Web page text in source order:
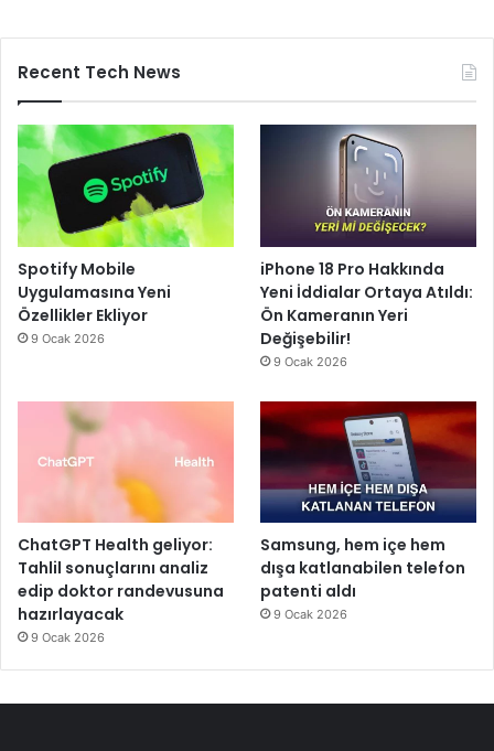
Recent Tech News
Spotify Mobile
Uygulamasına Yeni
Özellikler Ekliyor
9 Ocak 2026
iPhone 18 Pro Hakkında
Yeni İddialar Ortaya Atıldı:
Ön Kameranın Yeri
Değişebilir!
9 Ocak 2026
ChatGPT Health geliyor:
Tahlil sonuçlarını analiz
edip doktor randevusuna
hazırlayacak
9 Ocak 2026
Samsung, hem içe hem
dışa katlanabilen telefon
patenti aldı
9 Ocak 2026